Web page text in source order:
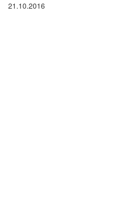
21.10.2016